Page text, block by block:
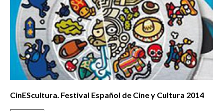
CinEScultura. Festival Español de Cine y Cultura 2014